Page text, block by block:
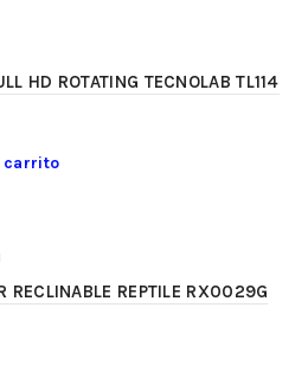
HD ROTATING TECNOLAB TL114
carrito
RECLINABLE REPTILE RX0029G